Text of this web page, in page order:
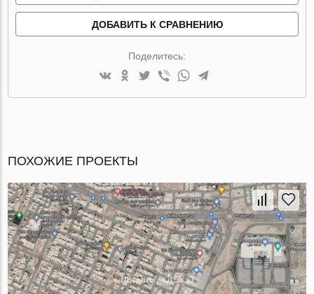
ДОБАВИТЬ К СРАВНЕНИЮ
Поделитесь:
ПОХОЖИЕ ПРОЕКТЫ